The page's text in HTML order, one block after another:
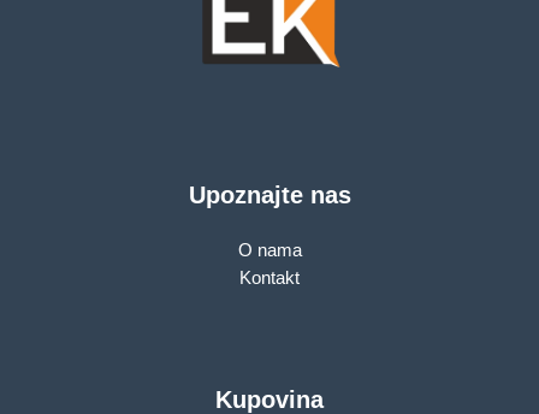
Upoznajte nas
O nama
Kontakt
Kupovina